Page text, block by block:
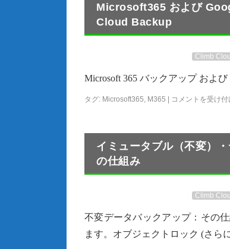
Microsoft365 および
Cloud Backup
Climb
Microsoft 365 バックアップ およ
タグ: Microsoft365, M365 | コメントを受け
イミュータブル（不変）
の仕組み
Climb
不変データバックアップ：その
ます。オブジェクトロック (さら